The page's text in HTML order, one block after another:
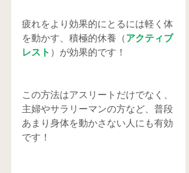
疲れをより効果的にとるには軽く体
を動かす、積極的休養（アクティブ
レスト ）が効果的です！
この方法はアスリートだけでなく、
主婦やサラリーマンの方など、普段
あまり身体を動かさない人にも有効
です！